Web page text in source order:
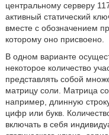
центральному серверу
активный статический
вместе с обозначением
которому оно присвоено.
В одном варианте
некоторое количество
представлять собой
матрицу соли. Матрица
например, длинную
цифр или букв.
включать в себя